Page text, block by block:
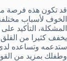
قد تكون هذه فرصة
الخوف لأسباب
المشكلة، التأكيد
يخفف كثيرا من
ستدعمه وتساعده
وطفلك بمزيد من